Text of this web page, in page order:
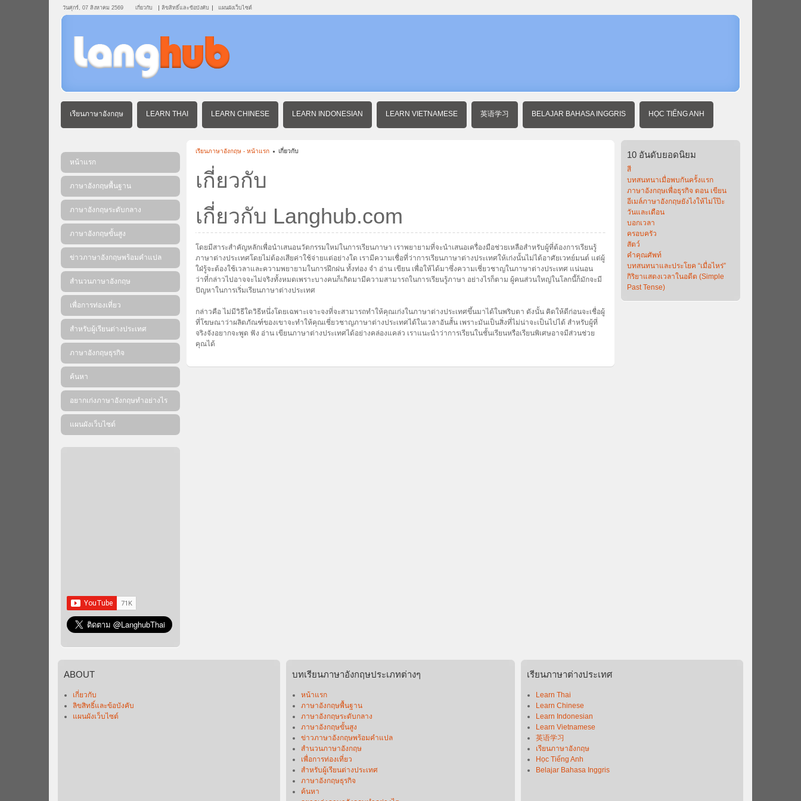
วันศุกร์, 07 สิงหาคม 2569 เกี่ยวกับ ลิขสิทธิ์และข้อบังคับ แผนผังเว็บไซต์
เรียนภาษาอังกฤษ LEARN THAI LEARN CHINESE LEARN INDONESIAN LEARN VIETNAMESE 英语学习 BELAJAR BAHASA INGGRIS HỌC TIẾNG ANH
เรียนภาษาอังกฤษ - หน้าแรก เกี่ยวกับ
เกี่ยวกับ
เกี่ยวกับ Langhub.com
โดยมีสาระสำคัญหลักเพื่อนำเสนอนวัตกรรมใหม่ในการเรียนภาษา เราพยายามที่จะนำเสนอเครื่องมือช่วยเหลือสำหรับผู้ที่ต้องการเรียนรู้
ภาษาต่างประเทศโดยไม่ต้องเสียค่าใช้จ่ายแต่อย่างใด เรามีความเชื่อที่ว่าการเรียนภาษาต่างประเทศให้เก่งนั้นไม่ได้อาศัยเวทย์มนต์ แต่ผู้
ใฝ่รู้จะต้องใช้เวลาและความพยายามในการฝึกฝน ทั้งท่อง จำ อ่าน เขียน เพื่อให้ได้มาซึ่งความเชี่ยวชาญในภาษาต่างประเทศ แน่นอน
ว่าที่กล่าวไปอาจจะไม่จริงทั้งหมดเพราะบางคนก็เกิดมามีความสามารถในการเรียนรู้ภาษา อย่างไรก็ตาม ผู้คนส่วนใหญ่ในโลกนี้ก็มักจะมี
ปัญหาในการเริ่มเรียนภาษาต่างประเทศ
กล่าวคือ ไม่มีวิธีใดวิธีหนึ่งโดยเฉพาะเจาะจงที่จะสามารถทำให้คุณเก่งในภาษาต่างประเทศขึ้นมาได้ในพริบตา ดังนั้น คิดให้ดีก่อนจะเชื่อผู้
ที่โฆษณาว่าผลิตภัณฑ์ของเขาจะทำให้คุณเชี่ยวชาญภาษาต่างประเทศได้ในเวลาอันสั้น เพราะมันเป็นสิ่งที่ไม่น่าจะเป็นไปได้ สำหรับผู้ที่
จริงจังอยากจะพูด ฟัง อ่าน เขียนภาษาต่างประเทศได้อย่างคล่องแคล่ว เราแนะนำว่าการเรียนในชั้นเรียนหรือเรียนพิเศษอาจมีส่วนช่วย
คุณได้
หน้าแรก
ภาษาอังกฤษพื้นฐาน
ภาษาอังกฤษระดับกลาง
ภาษาอังกฤษขั้นสูง
ข่าวภาษาอังกฤษพร้อมคําแปล
สำนวนภาษาอังกฤษ
เพื่อการท่องเที่ยว
สำหรับผู้เรียนต่างประเทศ
ภาษาอังกฤษธุรกิจ
ค้นหา
อยากเก่งภาษาอังกฤษทำอย่างไร
แผนผังเว็บไซต์
10 อันดับยอดนิยม
สี
บทสนทนาเมื่อพบกันครั้งแรก
ภาษาอังกฤษเพื่อธุรกิจ ตอน เขียน
อีเมล์ภาษาอังกฤษยังไงให้ไม่โป๊ะ
วันและเดือน
บอกเวลา
ครอบครัว
สัตว์
คำคุณศัพท์
บทสนทนาและประโยค “เมื่อไหร่”
กิริยาแสดงเวลาในอดีต (Simple
Past Tense)
ABOUT
เกี่ยวกับ
ลิขสิทธิ์และข้อบังคับ
แผนผังเว็บไซต์
บทเรียนภาษาอังกฤษประเภทต่างๆ
หน้าแรก
ภาษาอังกฤษพื้นฐาน
ภาษาอังกฤษระดับกลาง
ภาษาอังกฤษขั้นสูง
ข่าวภาษาอังกฤษพร้อมคําแปล
สำนวนภาษาอังกฤษ
เพื่อการท่องเที่ยว
สำหรับผู้เรียนต่างประเทศ
ภาษาอังกฤษธุรกิจ
ค้นหา
เรียนภาษาต่างประเทศ
Learn Thai
Learn Chinese
Learn Indonesian
Learn Vietnamese
英语学习
เรียนภาษาอังกฤษ
Học Tiếng Anh
Belajar Bahasa Inggris